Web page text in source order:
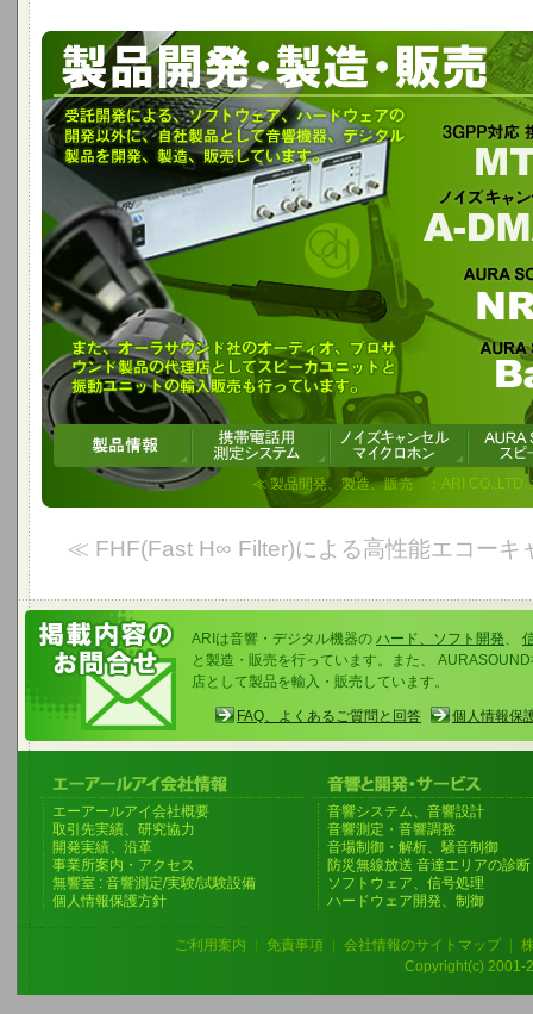
受託開発によるソフト、ハード開発以外に音響機器製品を開発、製造、販
ド社のプロオーディオ製品の代理店として、スピーカユニット、振動 ユニ
3GPP対応携帯電話開発用オーディオアナライザMTA-02WB-S
ノイズキャンセルマイクロホンモジュールA-DMA-001/002
AURA SOUND のスピーカーユニット NRT & Whisper Technology
AURA SOUND の体感振動ユニットBassShaker
≪ 製品開発、製造、販売 ：ARI
≪ FHF(Fast H∞ Filter)による高性能エコーキ
ARIは音響・デジタル機器の ハード、ソフト開発、
と製造・販売を行っています。また、
店として製品を輸入・販売しています。
FAQ、よくあるご質問と回答 個人情報保
エーアールアイ会社概要
取引先実績、研究協力
開発実績、沿革
事業所案内・アクセス
無響室 : 音響測定/実験/試験設備
個人情報保護方針
音響システム、音響設計
音響測定・音響調整
音場制御・解析、騒音制御
防災無線放送 音達エリアの診断
ソフトウェア、信号処理
ハードウェア開発、制御
ご利用案内 免責事項 会社情報のサイトマップ
Copyright(c) 2001-